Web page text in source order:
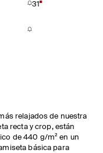
31
relajados de nuestra
recta y crop, están
de 440 g/m² en un
básica para